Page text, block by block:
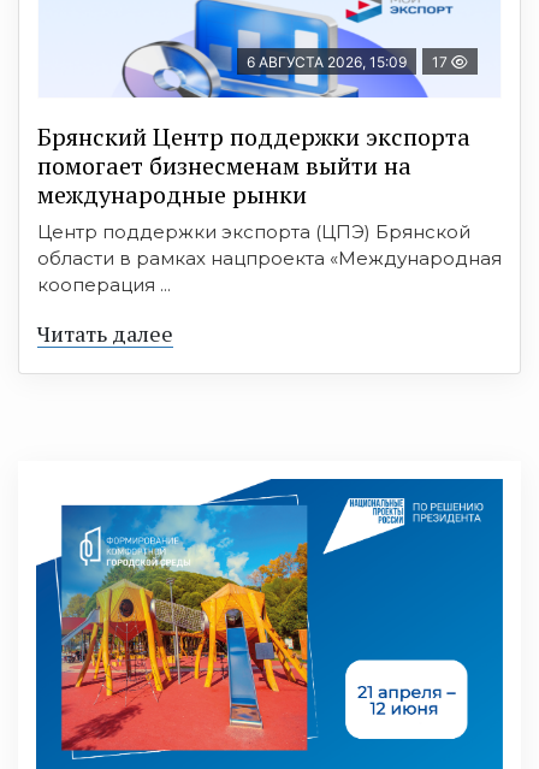
6 АВГУСТА 2026, 15:09 17
Брянский Центр поддержки экспорта
помогает бизнесменам выйти на
международные рынки
Центр поддержки экспорта (ЦПЭ) Брянской
области в рамках нацпроекта «Международная
кооперация ...
Читать далее